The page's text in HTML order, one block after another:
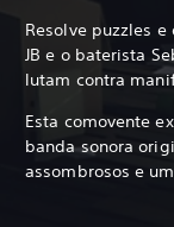
Resolve puzzles
JB e o baterista
lutam contra
Esta comovente
banda sonora
assombrosos e